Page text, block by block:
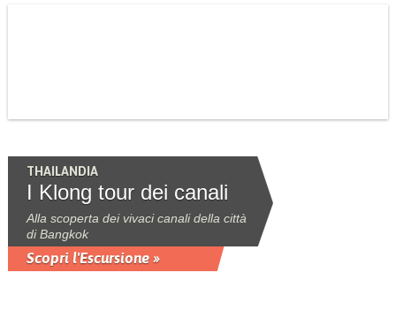
THAILANDIA
I Klong tour dei canali
Alla scoperta dei vivaci canali della città
di Bangkok
Scopri l'Escursione »